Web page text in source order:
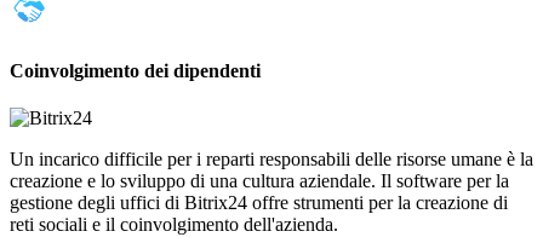
Coinvolgimento dei dipendenti
Un incarico difficile per i reparti responsabili delle risorse umane è la
creazione e lo sviluppo di una cultura aziendale. Il software per la
gestione degli uffici di Bitrix24 offre strumenti per la creazione di
reti sociali e il coinvolgimento dell'azienda.